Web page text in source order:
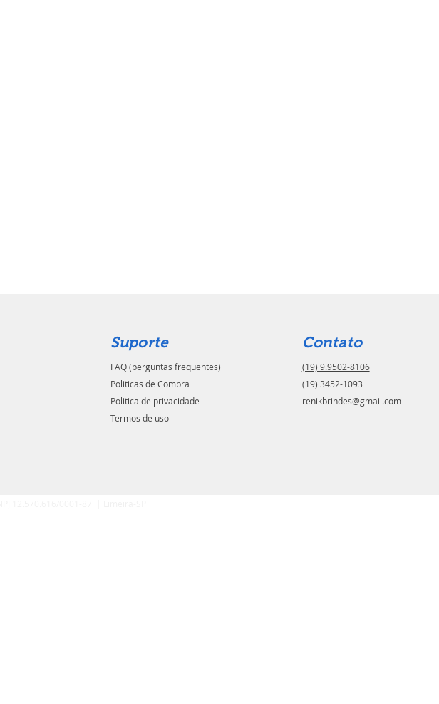
Suporte
FAQ (perguntas frequentes)
Politicas de Compra
Politica de privacidade
Termos de uso
Contato
(19) 9.9502-8106
(19) 3452-1093
renikbrindes@gmail.com